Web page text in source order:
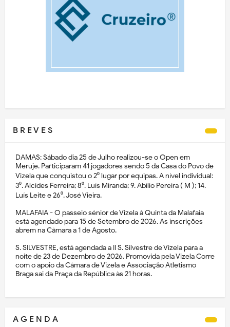
B R E V E S
DAMAS: Sábado dia 25 de Julho realizou-se o Open em
Meruje. Participaram 41 jogadores sendo 5 da Casa do Povo de
Vizela que conquistou o 2⁰ lugar por equipas. A nível individual:
3⁰. Alcides Ferreira; 8⁰. Luís Miranda; 9. Abílio Pereira ( M ); 14.
Luís Leite e 26⁰. José Vieira.
MALAFAIA - O passeio sénior de Vizela à Quinta da Malafaia
está agendado para 15 de Setembro de 2026. As inscrições
abrem na Câmara a 1 de Agosto.
S. SILVESTRE, está agendada a II S. Silvestre de Vizela para a
noite de 23 de Dezembro de 2026. Promovida pela Vizela Corre
com o apoio da Câmara de Vizela e Associação Atletismo
Braga sai da Praça da República às 21 horas.
A G E N D A